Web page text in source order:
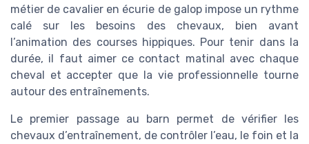
métier de cavalier en écurie de galop impose un rythme
calé sur les besoins des chevaux, bien avant
l’animation des courses hippiques. Pour tenir dans la
durée, il faut aimer ce contact matinal avec chaque
cheval et accepter que la vie professionnelle tourne
autour des entraînements.
Le premier passage au barn permet de vérifier les
chevaux d’entraînement, de contrôler l’eau, le foin et la